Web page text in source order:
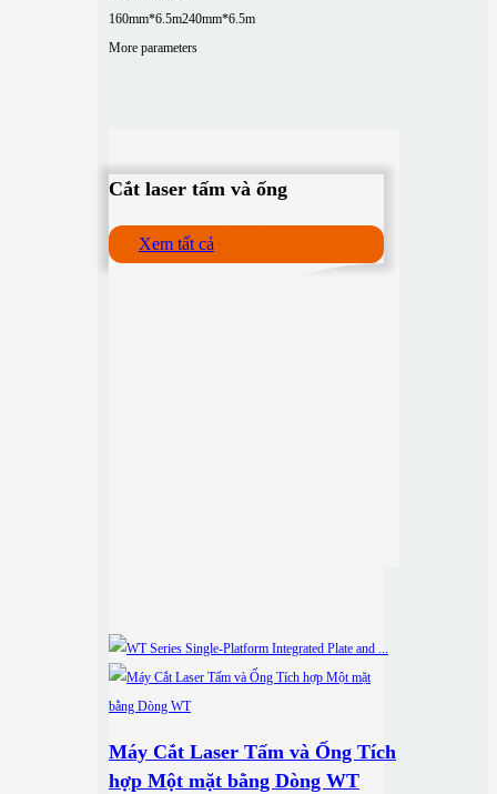
160mm*6.5m240mm*6.5m
More parameters
Cắt laser tấm và ống
Xem tất cả
Máy Cắt Laser Tấm và Ống Tích
hợp Một mặt bằng Dòng WT